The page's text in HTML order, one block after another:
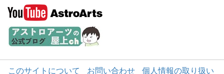
このサイトについて お問い合わせ 個人情報の取り扱い